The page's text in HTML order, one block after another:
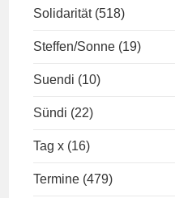
Solidarität (518)
Steffen/Sonne (19)
Suendi (10)
Sündi (22)
Tag x (16)
Termine (479)